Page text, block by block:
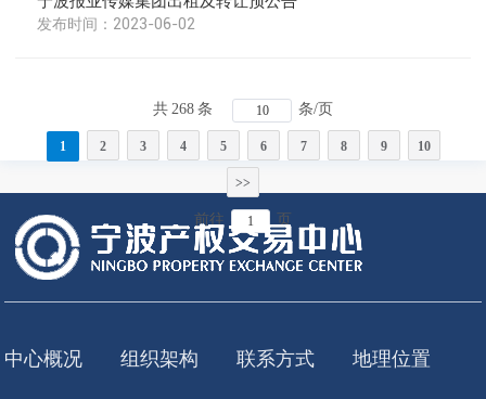
2023-06-02
共 268 条 条/页
1 2 3 4 5 6 7 8 9 10
>>
前往 页
中心概况 组织架构 联系方式 地理位置